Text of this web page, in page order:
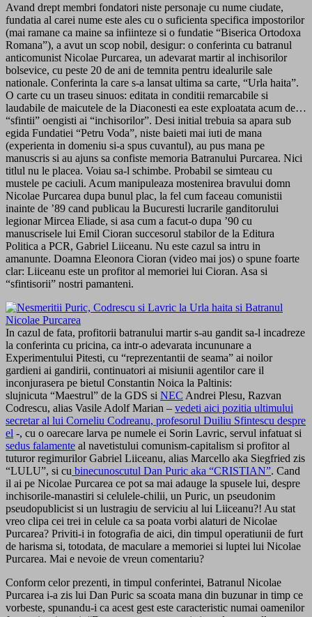
Avand drept membri fondatori niste personaje cu nume ciudate,
fundatia al carei nume este ales cu o suficienta specifica impostorilor
(mai ramane ca maine sa infiinteze si o fundatie “Biserica Ortodoxa
Romana”), a avut un scop nobil, desigur: o conferinta cu batranul
anticomunist Nicolae Purcarea, un adevarat martir al inchisorilor
bolsevice, cu peste 20 de ani de temnita pentru idealurile sale
nationale. Conferinta la care s-a lansat ultima sa carte, “Urla haita”.
O carte cu un traseu sinuos: editata in conditii remarcabile si
laudabile de maicutele de la Diaconesti ea este exploatata acum de…
“sfintii” oengisti ai “inchisorilor”. Desi initial trebuia sa apara sub
egida Fundatiei “Petru Voda”, niste baieti mai iuti de mana
(experienta in domeniu si-a spus cuvantul), au pus mana pe
manuscris si au ajuns sa confiste memoria Batranului Purcarea. Nici
titlul nu le placea. Voiau sa-l schimbe. Probabil se simteau cu
mustele pe caciuli. Acum manipuleaza mostenirea bravului domn
Nicolae Purcarea dupa bunul plac, la fel cum faceau comunistii
inainte de ’89 cand publicau la Bucuresti lucrarile ganditorului
legionar Mircea Eliade, si asa cum a facut-o dupa ’90 cu
manuscrisele lui Emil Cioran succesorul stabilor de la Editura
Politica a PCR, Gabriel Liiceanu. Nu este cazul sa intru in
amanunte. Doamna Eleonora Cioran (video mai jos) o spune foarte
clar: Liiceanu este un profitor al memoriei lui Cioran. Asa si
“sfintisorii” nostri pamanteni.
In cazul de fata, profitorii batranului martir s-au gandit sa-l incadreze
la conferinta cu pricina, ca intr-o adevarata incununare a
Experimentului Pitesti, cu “reprezentantii de seama” ai noilor
gardieni ai gandirii, continuatori ai misiunii agentilor care il
inconjurasera pe bietul Constantin Noica la Paltinis:
slujnicuta “Maestrul” de la GDS si NEC Andrei Plesu, Razvan
Codrescu, alias Vasile Adolf Marian – vedeti aici pozitia ultimului
secretar al lui Corneliu Codreanu, profesorul Duiliu Sfintescu despre
el -, cu o oarecare larva pe numele ei Sorin Lavric, servul infatuat si
sedus falamente al navetistului comunism-capitalism si profitor al
tuturor regimurilor Gabriel Liiceanu, alias Marcello aka Siegfried zis
“LULU”, si cu binecunoscutul Dan Puric aka “CRISTIAN”. Cand
il ai pe Nicolae Purcarea ce pot sa mai adauge la spusele lui, despre
inchisorile-manastiri si celulele-chilii, un Puric, un pseudonim
pseudopublicist si un lustragiu de serviciu al lui Liiceanu?! Au stat
vreo clipa cei trei in celule ca sa poata vorbi alaturi de Nicolae
Purcarea? Priviti-i in fotografia de aici, din timpul operatiunii de furt
de harisma si, totodata, de maculare a memoriei si luptei lui Nicolae
Purcarea. Mai e nevoie de vreun comentariu?
Conform celor prezenti, in timpul conferintei, Batranul Nicolae
Purcarea i-a zis lui Dan Puric sa scoata mana din buzunar in timp ce
vorbeste, spunandu-i ca acest gest este caracteristic numai oamenilor